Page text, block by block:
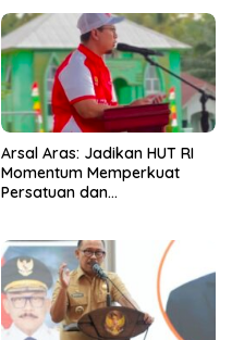
Arsal Aras: Jadikan HUT RI
Momentum Memperkuat
Persatuan dan